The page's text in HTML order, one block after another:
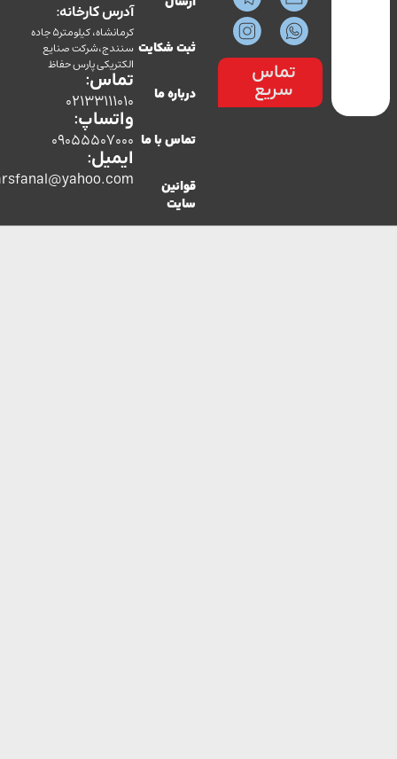
تماس
سریع
ثبت شکایت
درباره ما
تماس با ما
قوانین
آدرس کارخانه:
کرمانشاه، کیلومتر5 جاده
سنندج،شرکت صنایع
الکتریکی پارس حفاظ
تماس:
02133111010
واتساپ:
09055507000
ایمیل:
co.parsfanal@yahoo.com